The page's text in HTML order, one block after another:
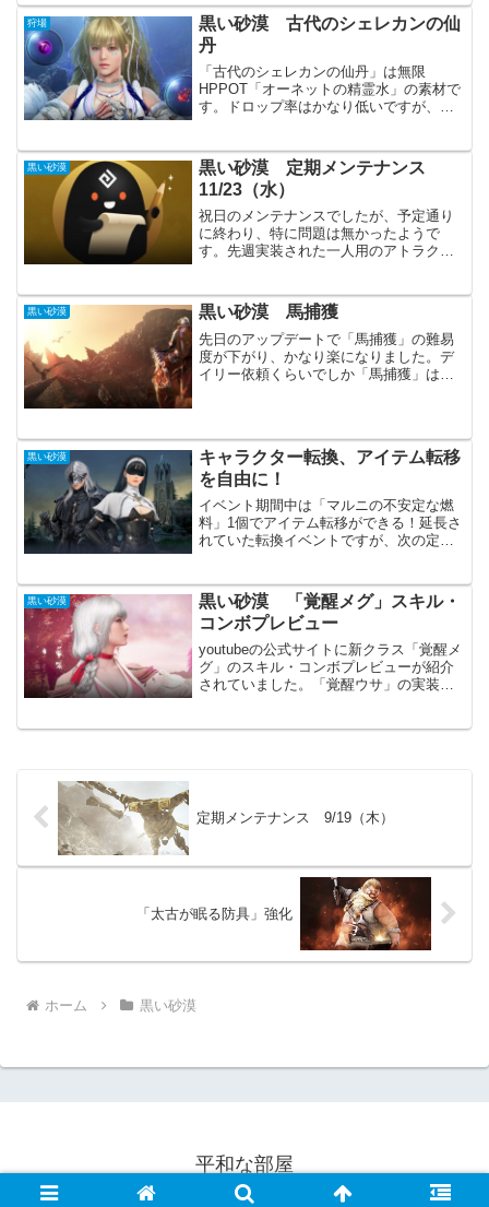
くなっている様に感じまし...
狩場
黒い砂漠 古代のシェレカンの仙
丹
「古代のシェレカンの仙丹」は無限
HPPOT「オーネットの精霊水」の素材で
す。ドロップ率はかなり低いですが、と
「シェレカンの仙丹」を入手できます。
オーネットの精霊水いつも...
黒い砂漠
黒い砂漠 定期メンテナンス
11/23（水）
祝日のメンテナンスでしたが、予定通り
に終わり、特に問題は無かったようで
す。先週実装された一人用のアトラクシ
スの発表があった事の方が重要だと思い
ます。主要なアップデートア...
黒い砂漠 黒い砂漠 馬捕獲
先日のアップデートで「馬捕獲」の難易
度が下がり、かなり楽になりました。デ
イリー依頼くらいでしか「馬捕獲」はし
馬捕獲ミニゲーム」が緩和...
黒い砂漠
キャラクター転換、アイテム転移
を自由に！
イベント期間中は「マルニの不安定な燃
料」1個でアイテム転移ができる！延長さ
れていた転換イベントですが、次の定期
るので、そこまで気にする必要は無いか
もしれません。私は１０...
黒い砂漠
黒い砂漠 「覚醒メグ」スキル・
コンボプレビュー
youtubeの公式サイトに新クラス「覚醒メ
グ」のスキル・コンボプレビューが紹介
されていました。「覚醒ウサ」の実装か
定期メンテナンス 9/19（木）
「太古が眠る防具」強化
ホーム 黒い砂漠
平和な部屋
© 2022 平和な部屋.